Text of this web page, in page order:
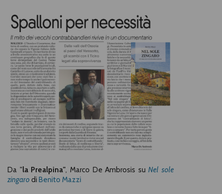
Da "la Prealpina", Marco De Ambrosis suNel sole
zingaro di Benito Mazzi